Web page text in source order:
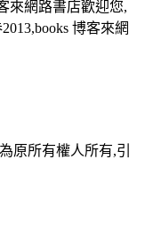
來網路書店歡迎您,
博客來網
原所有權人所有,引